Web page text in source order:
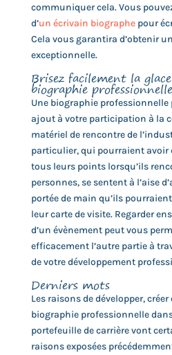
communiquer cela. Vous
d’un écrivain biographepour
Cela vous garantira d’obtenir
exceptionnelle.
Brisez facilement la
biographie professionnelle
Une biographie
ajout à votre participation à la
matériel de rencontre de
particulier, qui pourraient avoir
tous leurs points lorsqu’ils
personnes, se sentent à l’aise
portée de main qu’ils
leur carte de visite. Regarder
d’un évènement peut vous
efficacement l’autre partie à
de votre développement
Derniers mots
Les raisons de développer,
biographie professionnelle
portefeuille de carrière vont
raisons exposées